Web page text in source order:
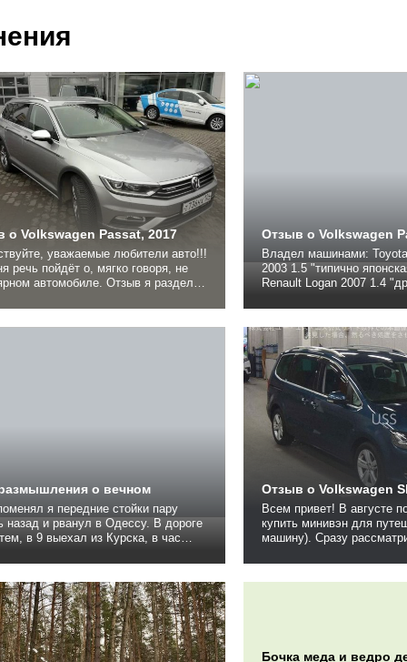
о Volkswagen Passat, 2017
уважаемые любители авто!!!
речь пойдёт о, мягко говоря, не
автомобиле. Отзыв я разделю
Заранее приношу извинения
и ошибки т.к. пишу с телефона.
Отзыв о Volkswagen
Владел машинами:
2003 1.5 "типично
Renault Logan 2007 1.4
автомат" Volkswagen
Trendline + Comfort ну чтож, напишу про
новейший Пассат и про
подтолкнуло меня к
о вечном
я передние стойки пару
назад и рванул в Одессу. В дороге
в 9 выехал из Курска, в час
позволяла, попетляли по Киеву в
обменника, ломанули до Одессы.
похуже, 160 полз. На трассе
в правую...
Отзыв о Volkswagen
Всем привет! В августе появилось желание
купить минивэн для
машину). Сразу
вариант по соотношению
Бюджет был 1,01,5 млн
Бочка меда и ведро